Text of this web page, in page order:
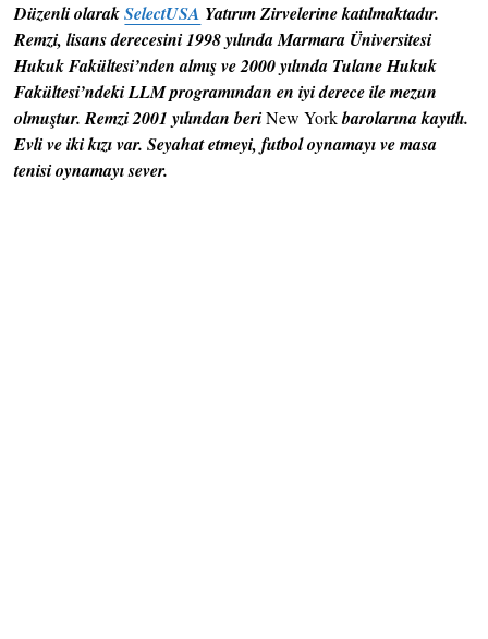
Düzenli olarakSelectUSA Yatırım Zirvelerine katılmaktadır.
Remzi, lisans derecesini 1998 yılında Marmara Üniversitesi
Hukuk Fakültesi’nden almış ve 2000 yılında Tulane Hukuk
Fakültesi’ndeki LLM programından en iyi derece ile mezun
olmuştur. Remzi 2001 yılından beriNew Yorkbarolarına kayıtlı.
Evli ve iki kızı var. Seyahat etmeyi, futbol oynamayı ve masa
tenisi oynamayı sever.